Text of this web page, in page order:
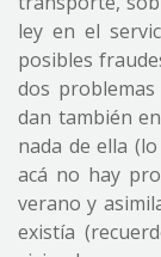
ley en el
posibles
dos
dan también
nada de ella
acá no hay
verano y
existía